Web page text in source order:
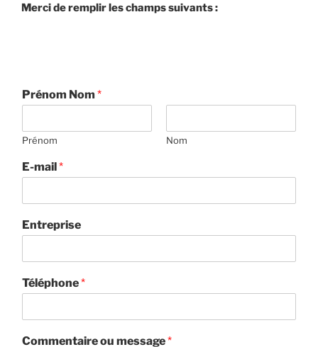
Merci de remplir les champs suivants :
Prénom Nom *
Prénom Nom
E-mail*
Entreprise
Téléphone*
Commentaire ou message*